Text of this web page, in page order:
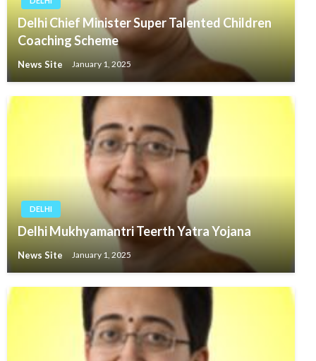
Delhi Chief Minister Super Talented Children
Coaching Scheme
News Site January 1, 2025
DELHI
Delhi Mukhyamantri Teerth Yatra Yojana
News Site January 1, 2025